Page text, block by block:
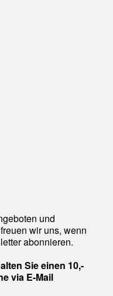
und
wir uns, wenn
abonnieren.
Sie einen 10,-
via E-Mail